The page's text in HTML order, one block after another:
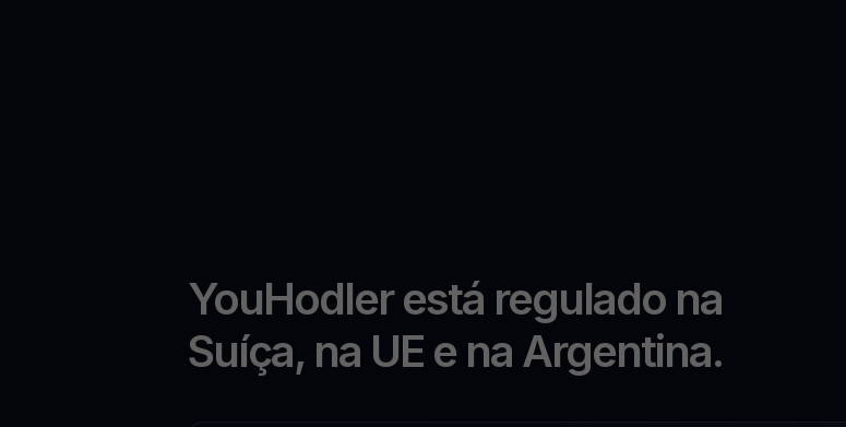
YouHodler está regulado na
Suíça, na UE e na Argentina.